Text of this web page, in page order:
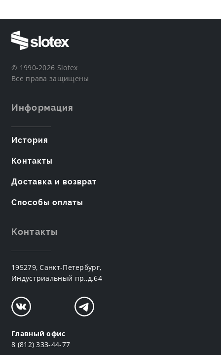
© 1990-2026 Slotex
Все права защищены
Информация
История
Контакты
Доставка и возврат
Способы оплаты
Контакты
195279, Санкт-Петербург,
Индустриальный пр.,д.64
Главный офис
8 (812) 333-44-77